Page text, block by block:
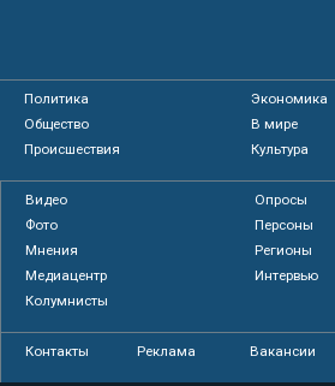
Политика
Экономика
Общество
В мире
Происшествия
Культура
Видео
Опросы
Фото
Персоны
Мнения
Регионы
Медиацентр
Интервью
Колумнисты
Контакты Реклама Вакансии